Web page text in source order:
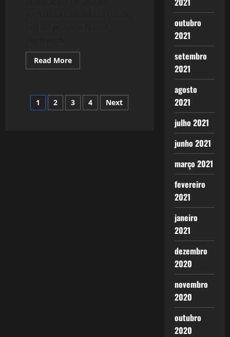
Read MoreRead
more
Dia
Depois
do
Paginação
1 2 3 4 Next
outubro
2021
setembro
2021
agosto
2021
julho 2021
junho 2021
março 2021
fevereiro
2021
janeiro
2021
dezembro
2020
novembro
2020
outubro
2020